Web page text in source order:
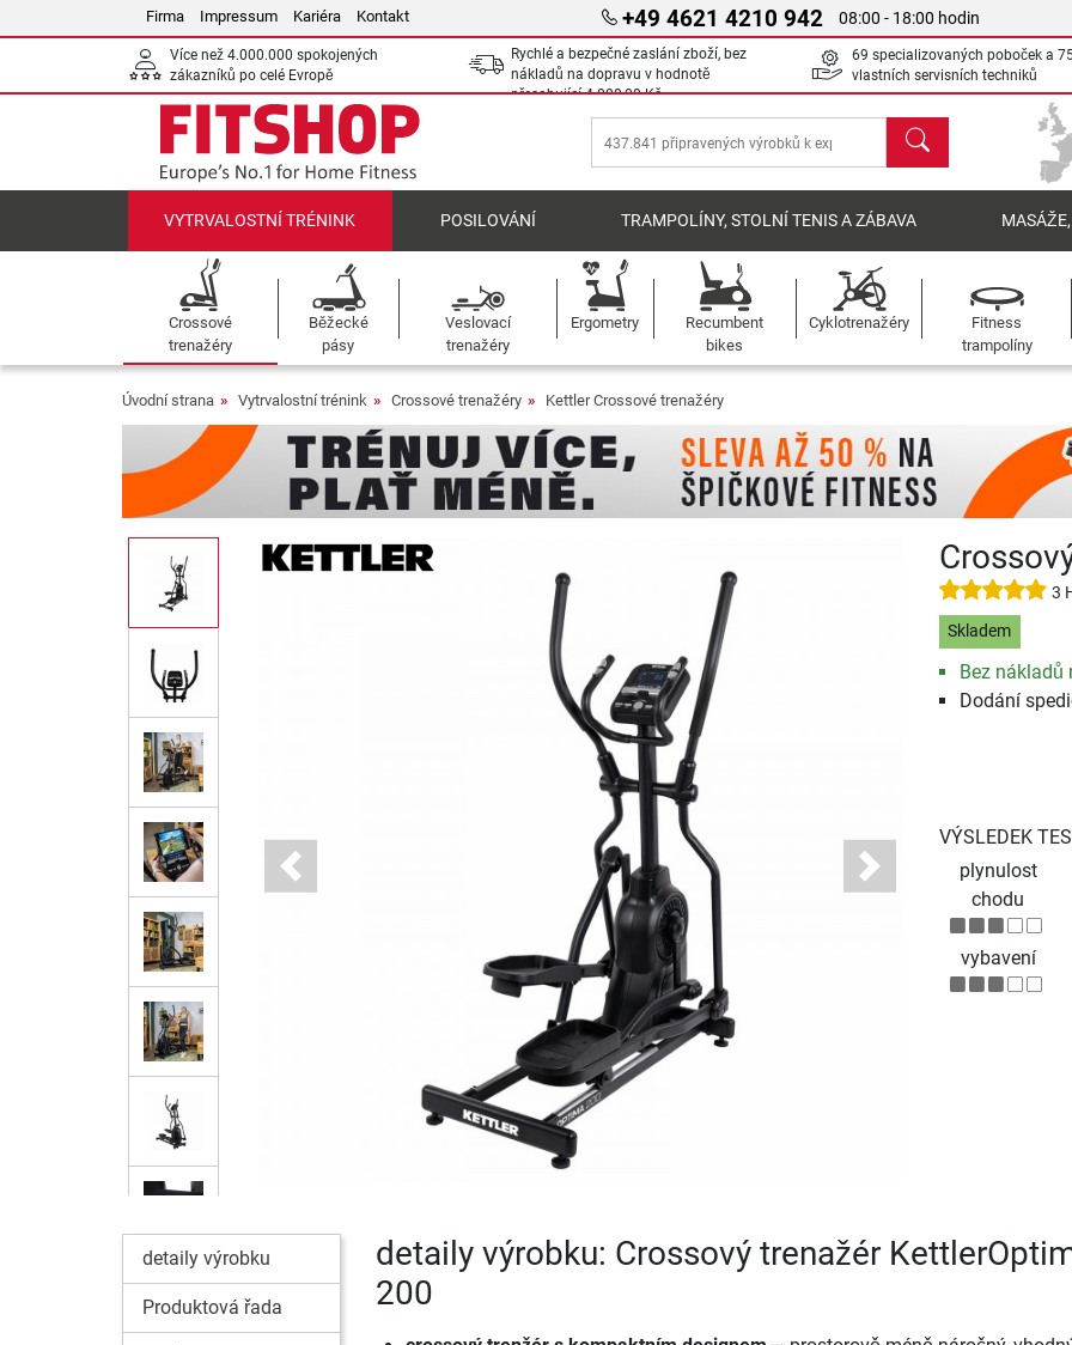
Firma Impressum Kariéra Kontakt +49 4621 4210 942 08:00 - 18:00 hodin
Více než 4.000.000 spokojených
zákazníků po celé Evropě
Rychlé a bezpečné zaslání zboží, bez
nákladů na dopravu v hodnotě
přesahující4 000,00 Kč
69 specializovaných poboček a
vlastních servisních techniků
Hledat
VYTRVALOSTNÍ TRÉNINK POSILOVÁNÍ TRAMPOLÍNY, STOLNÍ TENIS A ZÁBAVA
Crossové
trenažéry
Běžecké
pásy
Veslovací
trenažéry
Ergometry
Recumbent
bikes
Cyklotrenažéry
Fitness
trampolíny
Úvodní strana Vytrvalostní trénink Crossové trenažéry Kettler Crossové trenažéry
Previous Next
3
Skladem
Bez nákladů
Dodání
VÝSLEDEK
plynulost
chodu
vybavení
detaily výrobku
Produktová řada
detaily výrobku: Crossový trenažér
200